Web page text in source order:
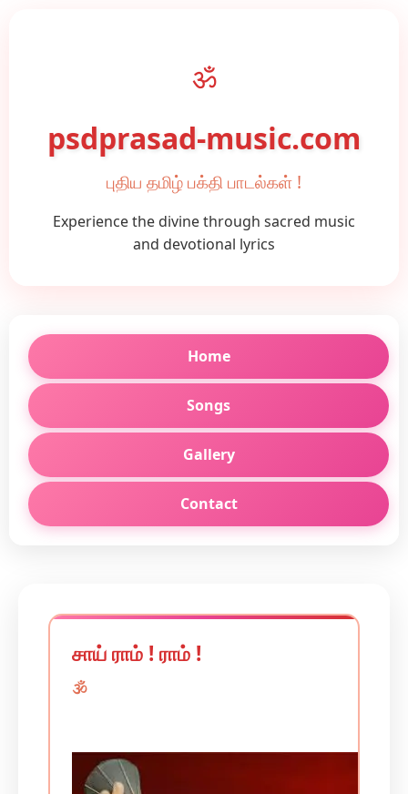
ॐ
psdprasad-music.com
புதிய தமிழ் பக்தி பாடல்கள் !
Experience the divine through sacred music
and devotional lyrics
Home
Songs
Gallery
Contact
சாய் ராம் ! ராம் !
🕉️